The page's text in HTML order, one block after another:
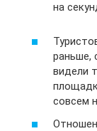
на
раньше,
видели
совсем